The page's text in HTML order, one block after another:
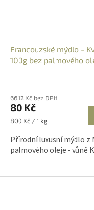
Francouzské mýdlo -
100g bez palmového
produktu
je
5,0
5
hvězdiček.
66,12 Kč bez DPH
80 Kč
Měrná
800 Kč / 1 kg
Přírodní luxusní mýdlo z
palmového oleje - vůně